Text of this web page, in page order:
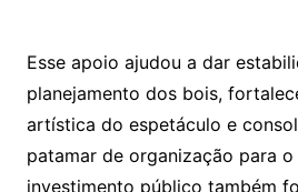
Esse apoio ajudou a dar
planejamento dos bois,
artística do espetáculo e
patamar de organização para
investimento público também